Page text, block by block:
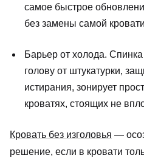
самое быстрое
без замены самой
Барьер от холода. Спинка
голову от штукатурки,
истирания, зонирует
кроватях, стоящих не
Кровать без изголовья —
решение, если в кровати